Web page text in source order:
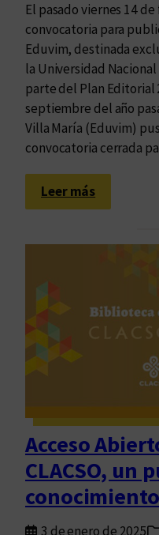
n
a
d
a
s
“
M
u
j
e
s
r
a
”
El pasado viernes 14
convocatoria para
Eduvim, destinada
la Universidad
parte del Plan Editorial
septiembre del año
Villa María (Eduvim)
convocatoria cerrada
Leer más:
C
r
l
o
c
a
t
o
r
Acceso
CLACSO, un
3 de enero de 2025